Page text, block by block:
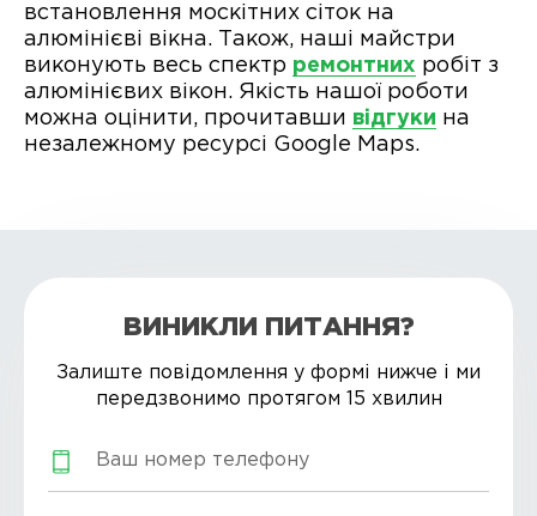
встановлення москітних сіток на
алюмінієві вікна. Також, наші майстри
виконують весь спектр ремонтних робіт з
алюмінієвих вікон. Якість нашої роботи
можна оцінити, прочитавши відгуки на
незалежному ресурсі Google Maps.
ВИНИКЛИ ПИТАННЯ?
Залиште повідомлення у формі нижче і ми
передзвонимо протягом 15 хвилин